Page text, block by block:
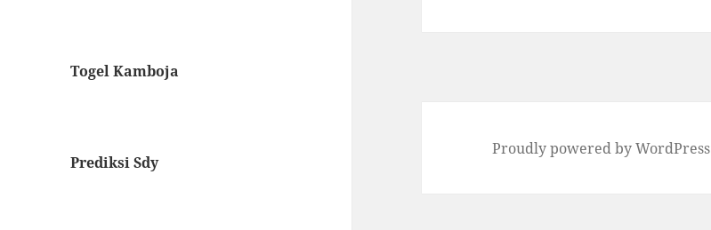
Togel Kamboja
Prediksi Sdy
Proudly powered by WordPress